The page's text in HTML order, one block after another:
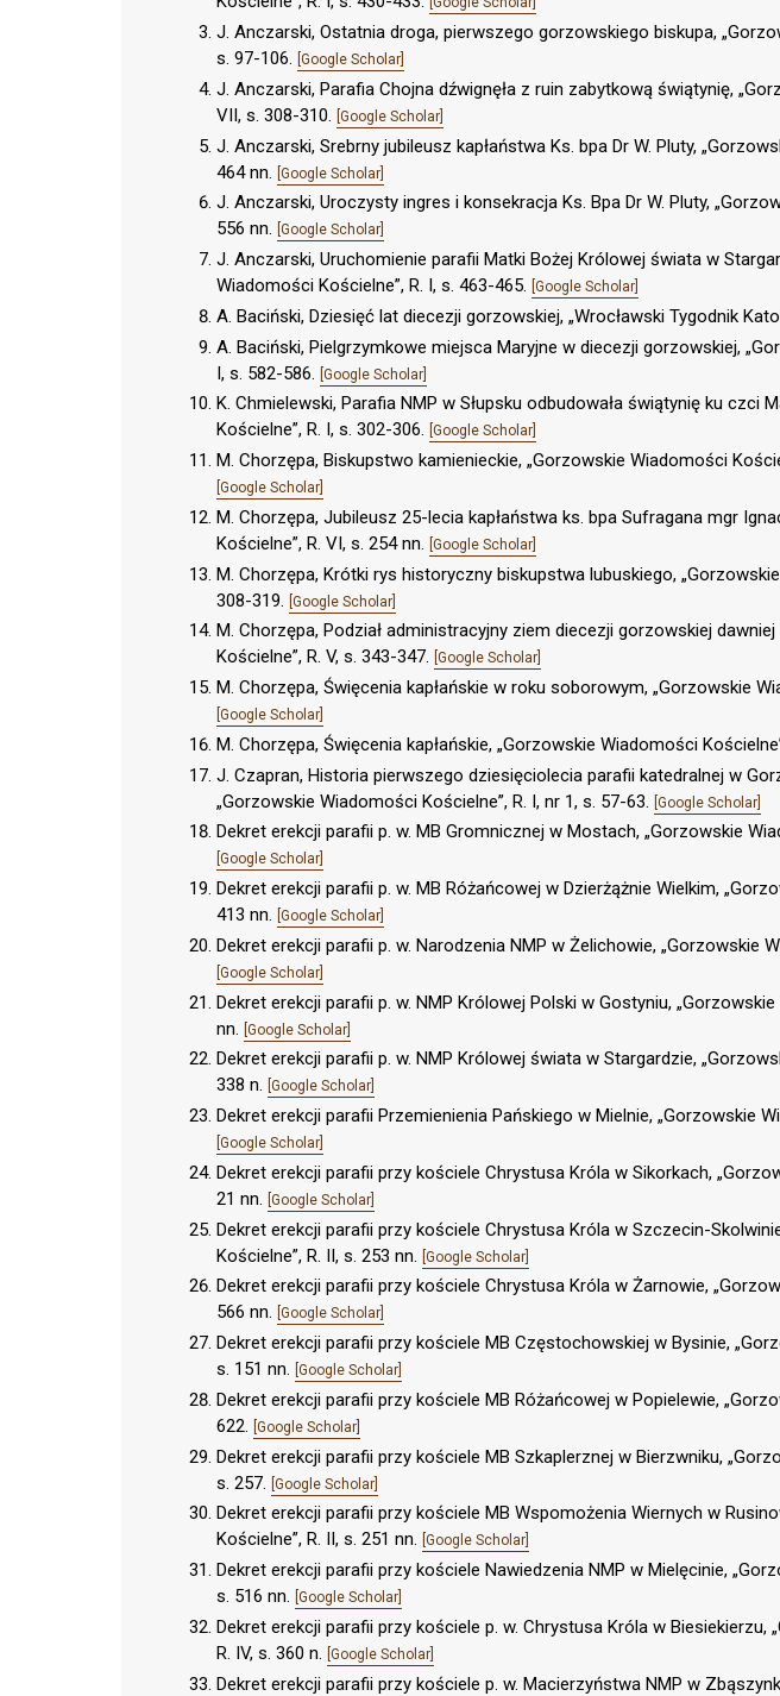
J. Anczarski, Ostatnia droga, pierwszego gorzowskiego biskupa,
s. 97-106. [Google Scholar]
J. Anczarski, Parafia Chojna dźwignęła z ruin zabytkową świątynię,
VII, s. 308-310. [Google Scholar]
J. Anczarski, Srebrny jubileusz kapłaństwa Ks. bpa Dr W. Pluty,
464 nn. [Google Scholar]
J. Anczarski, Uroczysty ingres i konsekracja Ks. Bpa Dr W. Pluty,
556 nn. [Google Scholar]
J. Anczarski, Uruchomienie parafii Matki Bożej Królowej świata w
Wiadomości Kościelne”, R. I, s. 463-465. [Google Scholar]
A. Baciński, Dziesięć lat diecezji gorzowskiej, „Wrocławski Tygodnik
A. Baciński, Pielgrzymkowe miejsca Maryjne w diecezji gorzowskiej,
I, s. 582-586. [Google Scholar]
K. Chmielewski, Parafia NMP w Słupsku odbudowała świątynię ku czci
Kościelne”, R. I, s. 302-306. [Google Scholar]
M. Chorzępa, Biskupstwo kamienieckie, „Gorzowskie Wiadomości
[Google Scholar]
M. Chorzępa, Jubileusz 25-lecia kapłaństwa ks. bpa Sufragana mgr
Kościelne”, R. VI, s. 254 nn. [Google Scholar]
M. Chorzępa, Krótki rys historyczny biskupstwa lubuskiego,
308-319. [Google Scholar]
M. Chorzępa, Podział administracyjny ziem diecezji gorzowskiej
Kościelne”, R. V, s. 343-347. [Google Scholar]
M. Chorzępa, Święcenia kapłańskie w roku soborowym, „Gorzowskie
[Google Scholar]
M. Chorzępa, Święcenia kapłańskie, „Gorzowskie Wiadomości
J. Czapran, Historia pierwszego dziesięciolecia parafii katedralnej w
„Gorzowskie Wiadomości Kościelne”, R. I, nr 1, s. 57-63. [Google Scholar]
Dekret erekcji parafii p. w. MB Gromnicznej w Mostach, „Gorzowskie
[Google Scholar]
Dekret erekcji parafii p. w. MB Różańcowej w Dzierżążnie Wielkim,
413 nn. [Google Scholar]
Dekret erekcji parafii p. w. Narodzenia NMP w Żelichowie, „Gorzowskie
[Google Scholar]
Dekret erekcji parafii p. w. NMP Królowej Polski w Gostyniu,
nn. [Google Scholar]
Dekret erekcji parafii p. w. NMP Królowej świata w Stargardzie,
338 n. [Google Scholar]
Dekret erekcji parafii Przemienienia Pańskiego w Mielnie, „Gorzowskie
[Google Scholar]
Dekret erekcji parafii przy kościele Chrystusa Króla w Sikorkach,
21 nn. [Google Scholar]
Dekret erekcji parafii przy kościele Chrystusa Króla w Szczecin-
Kościelne”, R. II, s. 253 nn. [Google Scholar]
Dekret erekcji parafii przy kościele Chrystusa Króla w Żarnowie,
566 nn. [Google Scholar]
Dekret erekcji parafii przy kościele MB Częstochowskiej w Bysinie,
s. 151 nn. [Google Scholar]
Dekret erekcji parafii przy kościele MB Różańcowej w Popielewie,
622. [Google Scholar]
Dekret erekcji parafii przy kościele MB Szkaplerznej w Bierzwniku,
s. 257. [Google Scholar]
Dekret erekcji parafii przy kościele MB Wspomożenia Wiernych w
Kościelne”, R. II, s. 251 nn. [Google Scholar]
Dekret erekcji parafii przy kościele Nawiedzenia NMP w Mielęcinie,
s. 516 nn. [Google Scholar]
Dekret erekcji parafii przy kościele p. w. Chrystusa Króla w Biesiekierzu,
R. IV, s. 360 n. [Google Scholar]
Dekret erekcji parafii przy kościele p. w. Macierzyństwa NMP w